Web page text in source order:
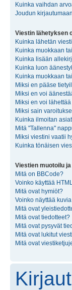
Kuinka vaihdan
Joudun
Viestin lähetyksen
Kuinka lähetän
Kuinka muokkaan
Kuinka lisään
Kuinka luon
Kuinka muokkaan
Miksi en pääse
Miksi en voi
Miksi en voi
Miksi sain
Kuinka ilmoitan
Mitä "Tallenna"
Miksi viestini vaatii
Kuinka tönäisen
Viestien muotoilu
Mitä on BBCode?
Voinko käyttää
Mitä ovat hymiöt?
Voinko näyttää
Mitä ovat
Mitä ovat tiedotteet?
Mitä ovat pysyvät
Mitä ovat lukitut
Mitä ovat